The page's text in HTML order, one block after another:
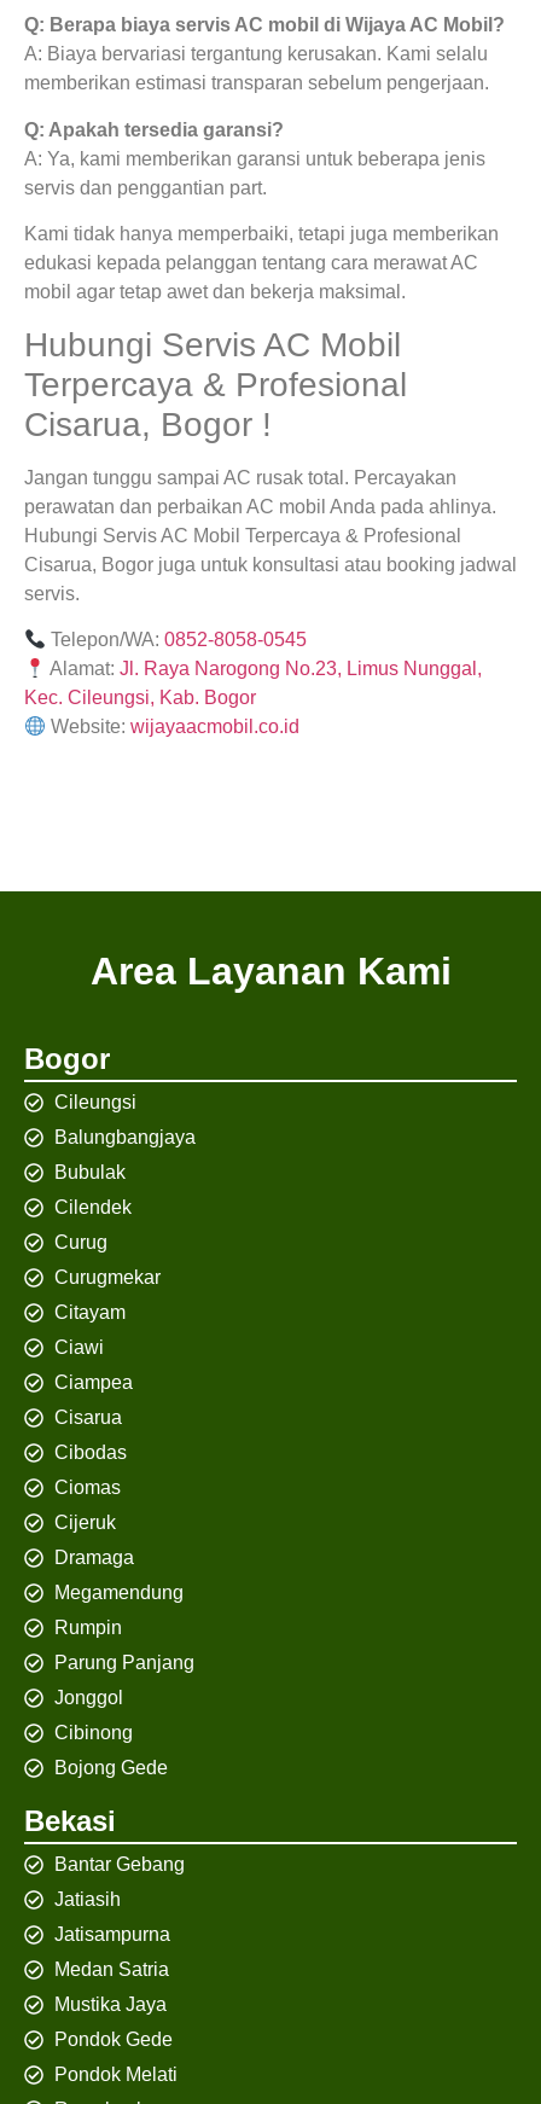
Q: Berapa biaya servis AC mobil di Wijaya AC Mobil?
A: Biaya bervariasi tergantung kerusakan. Kami selalu
memberikan estimasi transparan sebelum pengerjaan.
Q: Apakah tersedia garansi?
A: Ya, kami memberikan garansi untuk beberapa jenis
servis dan penggantian part.
Kami tidak hanya memperbaiki, tetapi juga memberikan
edukasi kepada pelanggan tentang cara merawat AC
mobil agar tetap awet dan bekerja maksimal.
Hubungi Servis AC Mobil
Terpercaya & Profesional
Cisarua, Bogor !
Jangan tunggu sampai AC rusak total. Percayakan
perawatan dan perbaikan AC mobil Anda pada ahlinya.
Hubungi Servis AC Mobil Terpercaya & Profesional
Cisarua, Bogor juga untuk konsultasi atau booking jadwal
servis.
Telepon/WA:0852-8058-0545
Alamat:Jl. Raya Narogong No.23, Limus Nunggal,
Kec. Cileungsi, Kab. Bogor
Website:wijayaacmobil.co.id
Area Layanan Kami
Bogor
Cileungsi
Balungbangjaya
Bubulak
Cilendek
Curug
Curugmekar
Citayam
Ciawi
Ciampea
Cisarua
Cibodas
Ciomas
Cijeruk
Dramaga
Megamendung
Rumpin
Parung Panjang
Jonggol
Cibinong
Bojong Gede
Bekasi
Bantar Gebang
Jatiasih
Jatisampurna
Medan Satria
Mustika Jaya
Pondok Gede
Pondok Melati